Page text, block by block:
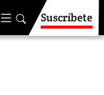
Suscríbete